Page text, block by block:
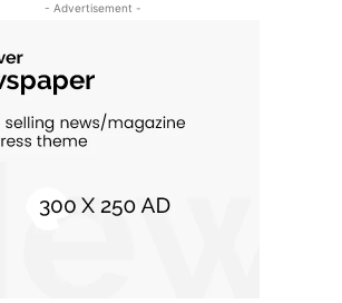
- Advertisement -